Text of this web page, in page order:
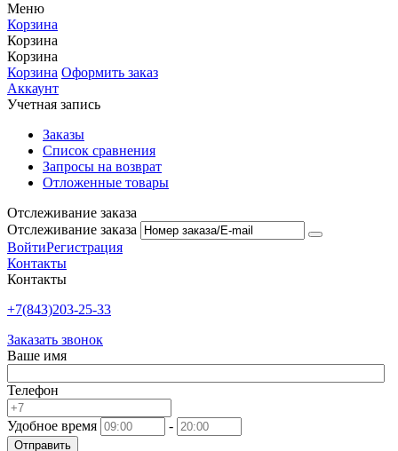
Меню
Корзина
Корзина
Корзина
Корзина Оформить заказ
Аккаунт
Учетная запись
Заказы
Список сравнения
Запросы на возврат
Отложенные товары
Отслеживание заказа
Отслеживание заказа
ВойтиРегистрация
Контакты
Контакты
+7(843)203-25-33
Заказать звонок
Ваше имя
Телефон
Удобное время -
Отправить